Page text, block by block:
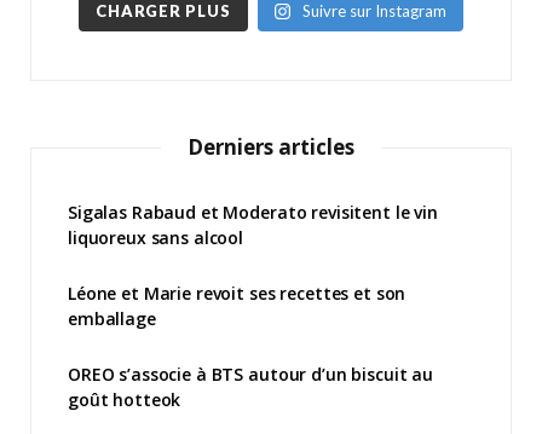
CHARGER PLUS Suivre sur Instagram
Derniers articles
Sigalas Rabaud et Moderato revisitent le vin
liquoreux sans alcool
Léone et Marie revoit ses recettes et son
emballage
OREO s’associe à BTS autour d’un biscuit au
goût hotteok